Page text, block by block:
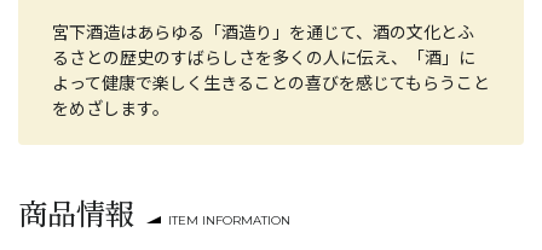
宮下酒造はあらゆる「酒造り」を通じて、酒の文化とふ
るさとの歴史のすばらしさを多くの人に伝え、「酒」に
よって健康で楽しく生きることの喜びを感じてもらうこと
をめざします。
商品情報 ITEM INFORMATION